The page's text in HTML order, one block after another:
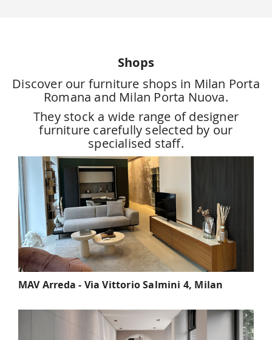
Shops
Discover our furniture shops in Milan Porta
Romana and Milan Porta Nuova.
They stock a wide range of designer
furniture carefully selected by our
specialised staff.
MAV Arreda - Via Vittorio Salmini 4, Milan